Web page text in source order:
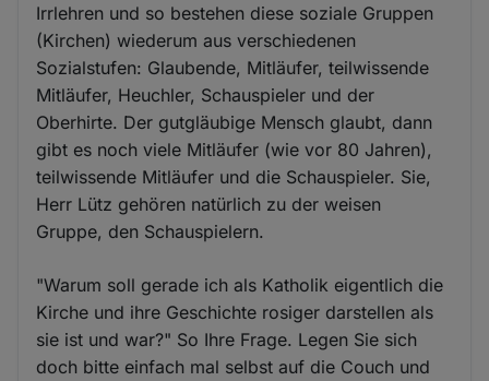
Irrlehren und so bestehen diese soziale Gruppen
(Kirchen) wiederum aus verschiedenen
Sozialstufen: Glaubende, Mitläufer, teilwissende
Mitläufer, Heuchler, Schauspieler und der
Oberhirte. Der gutgläubige Mensch glaubt, dann
gibt es noch viele Mitläufer (wie vor 80 Jahren),
teilwissende Mitläufer und die Schauspieler. Sie,
Herr Lütz gehören natürlich zu der weisen
Gruppe, den Schauspielern.
"Warum soll gerade ich als Katholik eigentlich die
Kirche und ihre Geschichte rosiger darstellen als
sie ist und war?" So Ihre Frage. Legen Sie sich
doch bitte einfach mal selbst auf die Couch und